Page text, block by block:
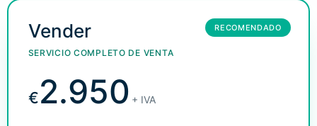
RECOMENDADO
Vender
SERVICIO COMPLETO DE VENTA
€2.950 + IVA